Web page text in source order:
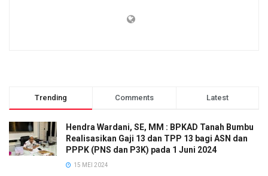
Trending Comments Latest
Hendra Wardani, SE, MM : BPKAD Tanah Bumbu
Realisasikan Gaji 13 dan TPP 13 bagi ASN dan
PPPK (PNS dan P3K) pada 1 Juni 2024
15 MEI 2024